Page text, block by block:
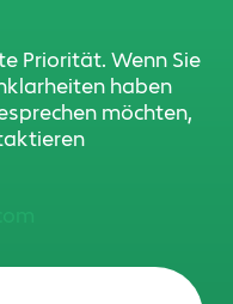
Priorität. Wenn Sie
haben
möchten,